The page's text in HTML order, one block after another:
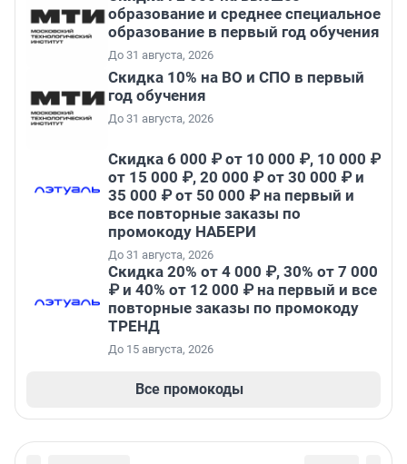
образование и среднее специальное
образование в первый год обучения
До 31 августа, 2026
Скидка 10% на ВО и СПО в первый
год обучения
До 31 августа, 2026
Скидка 6 000 ₽ от 10 000 ₽, 10 000 ₽
от 15 000 ₽, 20 000 ₽ от 30 000 ₽ и
35 000 ₽ от 50 000 ₽ на первый и
все повторные заказы по
промокоду НАБЕРИ
До 31 августа, 2026
Скидка 20% от 4 000 ₽, 30% от 7 000
₽ и 40% от 12 000 ₽ на первый и все
повторные заказы по промокоду
ТРЕНД
До 15 августа, 2026
Все промокоды